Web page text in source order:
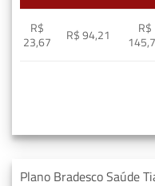
R$
23,67
R$ 94,21
R$
Plano Bradesco Saúde